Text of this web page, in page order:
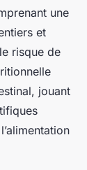
une
et
risque de
jouant